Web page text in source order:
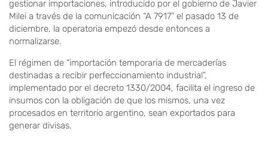
gestionar importaciones, introducido por el gobierno de Javier
Milei a través de la comunicación “A 7917” el pasado 13 de
diciembre, la operatoria empezó desde entonces a
normalizarse.
El régimen de “importación temporaria de mercaderías
destinadas a recibir perfeccionamiento industrial”,
implementado por el decreto 1330/2004, facilita el ingreso de
insumos con la obligación de que los mismos, una vez
procesados en territorio argentino, sean exportados para
generar divisas.